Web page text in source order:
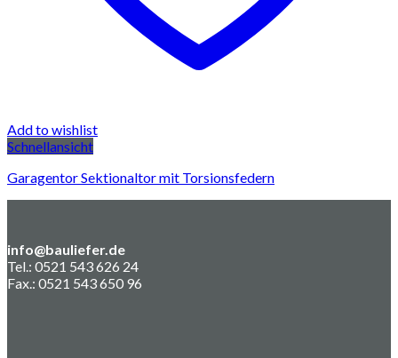
Add to wishlist
Schnellansicht
Garagentor Sektionaltor mit Torsionsfedern
info@bauliefer.de
Tel.: 0521 543 626 24
Fax.: 0521 543 650 96